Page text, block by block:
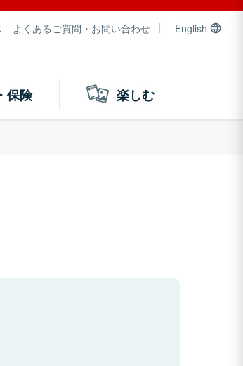
よくあるご質問・お問い合わせ English
保険 楽しむ